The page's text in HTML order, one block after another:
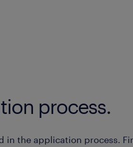
process.
in the application process.